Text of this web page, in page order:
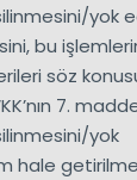
yok
bu
söz
7.
yok
hale